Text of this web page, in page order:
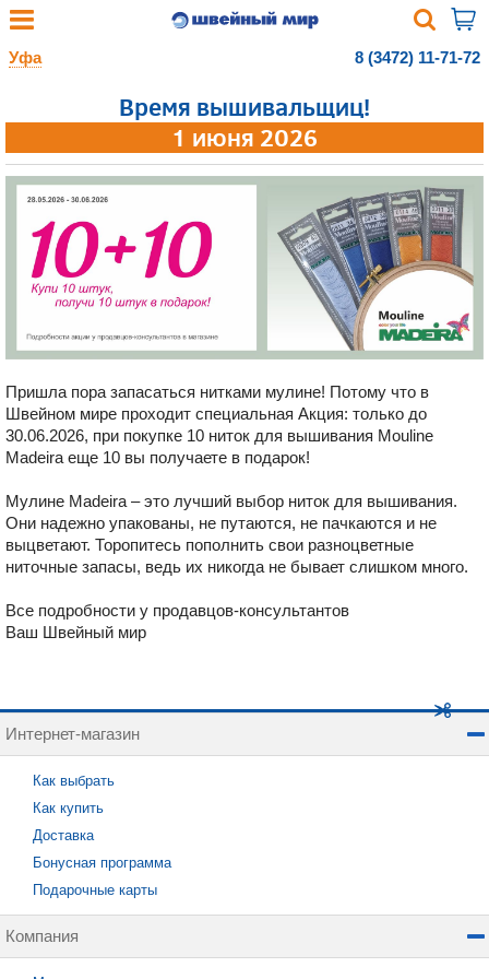
Уфа 8 (3472) 11-71-72
Время вышивальщиц!
1 июня 2026
Пришла пора запасаться нитками мулине! Потому что в
Швейном мире проходит специальная Акция: только до
30.06.2026, при покупке 10 ниток для вышивания Mouline
Madeira еще 10 вы получаете в подарок!
Мулине Madeira – это лучший выбор ниток для вышивания.
Они надежно упакованы, не путаются, не пачкаются и не
выцветают. Торопитесь пополнить свои разноцветные
ниточные запасы, ведь их никогда не бывает слишком много.
Все подробности у продавцов-консультантов
Ваш Швейный мир
Интернет-магазин
Как выбрать
Как купить
Доставка
Бонусная программа
Подарочные карты
Компания